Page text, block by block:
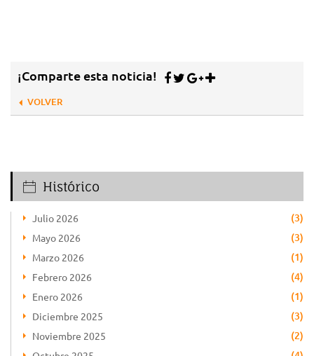
¡Comparte esta noticia!
VOLVER
Histórico
Julio 2026 (3)
Mayo 2026 (3)
Marzo 2026 (1)
Febrero 2026 (4)
Enero 2026 (1)
Diciembre 2025 (3)
Noviembre 2025 (2)